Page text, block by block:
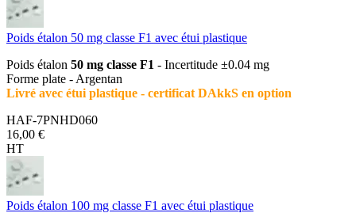
Poids étalon 50 mg classe F1 avec étui plastique
Poids étalon 50 mg classe F1 - Incertitude ±0.04 mg
Forme plate - Argentan
Livré avec étui plastique - certificat DAkkS en option
HAF-7PNHD060
16,00 €
HT
Poids étalon 100 mg classe F1 avec étui plastique